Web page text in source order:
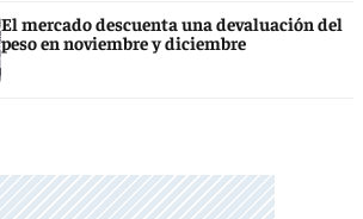
El mercado descuenta una devaluación del
peso en noviembre y diciembre